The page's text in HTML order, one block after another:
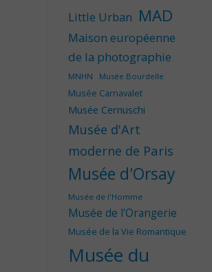
Little Urban MAD
Maison européenne
de la photographie
MNHN Musée Bourdelle
Musée Carnavalet
Musée Cernuschi
Musée d'Art
moderne de Paris
Musée d'Orsay
Musée de l'Homme
Musée de l'Orangerie
Musée de la Vie Romantique
Musée du